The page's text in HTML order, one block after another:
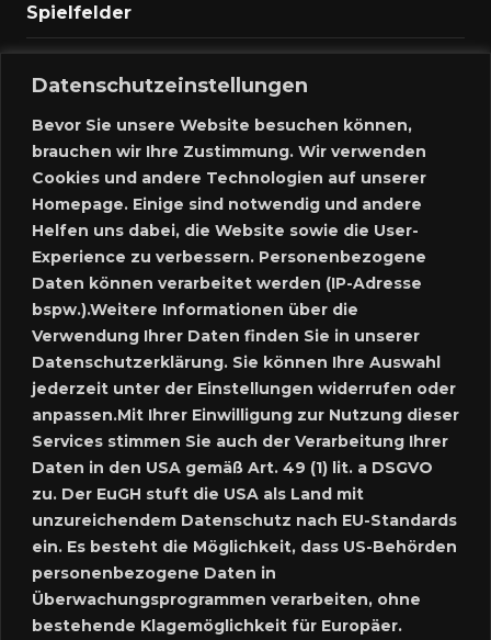
Datenschutzeinstellungen
Bevor Sie unsere Website besuchen können,
brauchen wir Ihre Zustimmung. Wir verwenden
Cookies und andere Technologien auf unserer
Homepage. Einige sind notwendig und andere
Helfen uns dabei, die Website sowie die User-
Experience zu verbessern. Personenbezogene
Daten können verarbeitet werden (IP-Adresse
bspw.).Weitere Informationen über die
Verwendung Ihrer Daten finden Sie in unserer
Datenschutzerklärung. Sie können Ihre Auswahl
jederzeit unter der Einstellungen widerrufen oder
anpassen.Mit Ihrer Einwilligung zur Nutzung dieser
Services stimmen Sie auch der Verarbeitung Ihrer
Daten in den USA gemäß Art. 49 (1) lit. a DSGVO
zu. Der EuGH stuft die USA als Land mit
unzureichendem Datenschutz nach EU-Standards
ein. Es besteht die Möglichkeit, dass US-Behörden
personenbezogene Daten in
Überwachungsprogrammen verarbeiten, ohne
bestehende Klagemöglichkeit für Europäer.
Spielfelder
Kontakt
Anmelden
Meine Inserate
Neues Inserat schalten
Marktplatz – Registrierung
SUCHE
SPRACHE: